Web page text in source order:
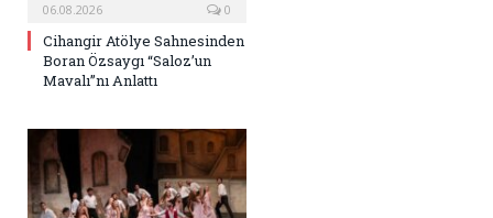
06.08.2026 0
Cihangir Atölye Sahnesinden
Boran Özsaygı “Saloz’un
Mavalı”nı Anlattı